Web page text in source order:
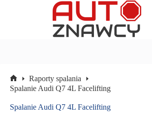
Strona
główna
Raporty spalania
Spalanie Audi Q7 4L Facelifting
Spalanie Audi Q7 4L Facelifting